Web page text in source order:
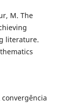
M. The
literature.
convergência